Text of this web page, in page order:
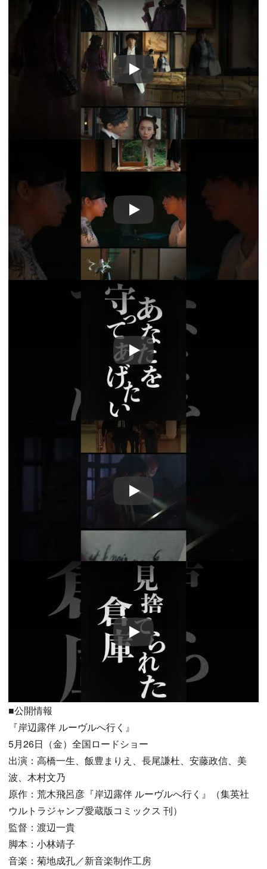
Play
Play
Play
Play
Play
■公開情報
『岸辺露伴 ルーヴルへ行く』
5月26日（金）全国ロードショー
出演：高橋一生、飯豊まりえ、長尾謙杜、安藤政信、美
波、木村文乃
原作：荒木飛呂彦『岸辺露伴 ルーヴルへ行く』（集英社
ウルトラジャンプ愛蔵版コミックス 刊）
監督：渡辺一貴
脚本：小林靖子
音楽：菊地成孔／新音楽制作工房